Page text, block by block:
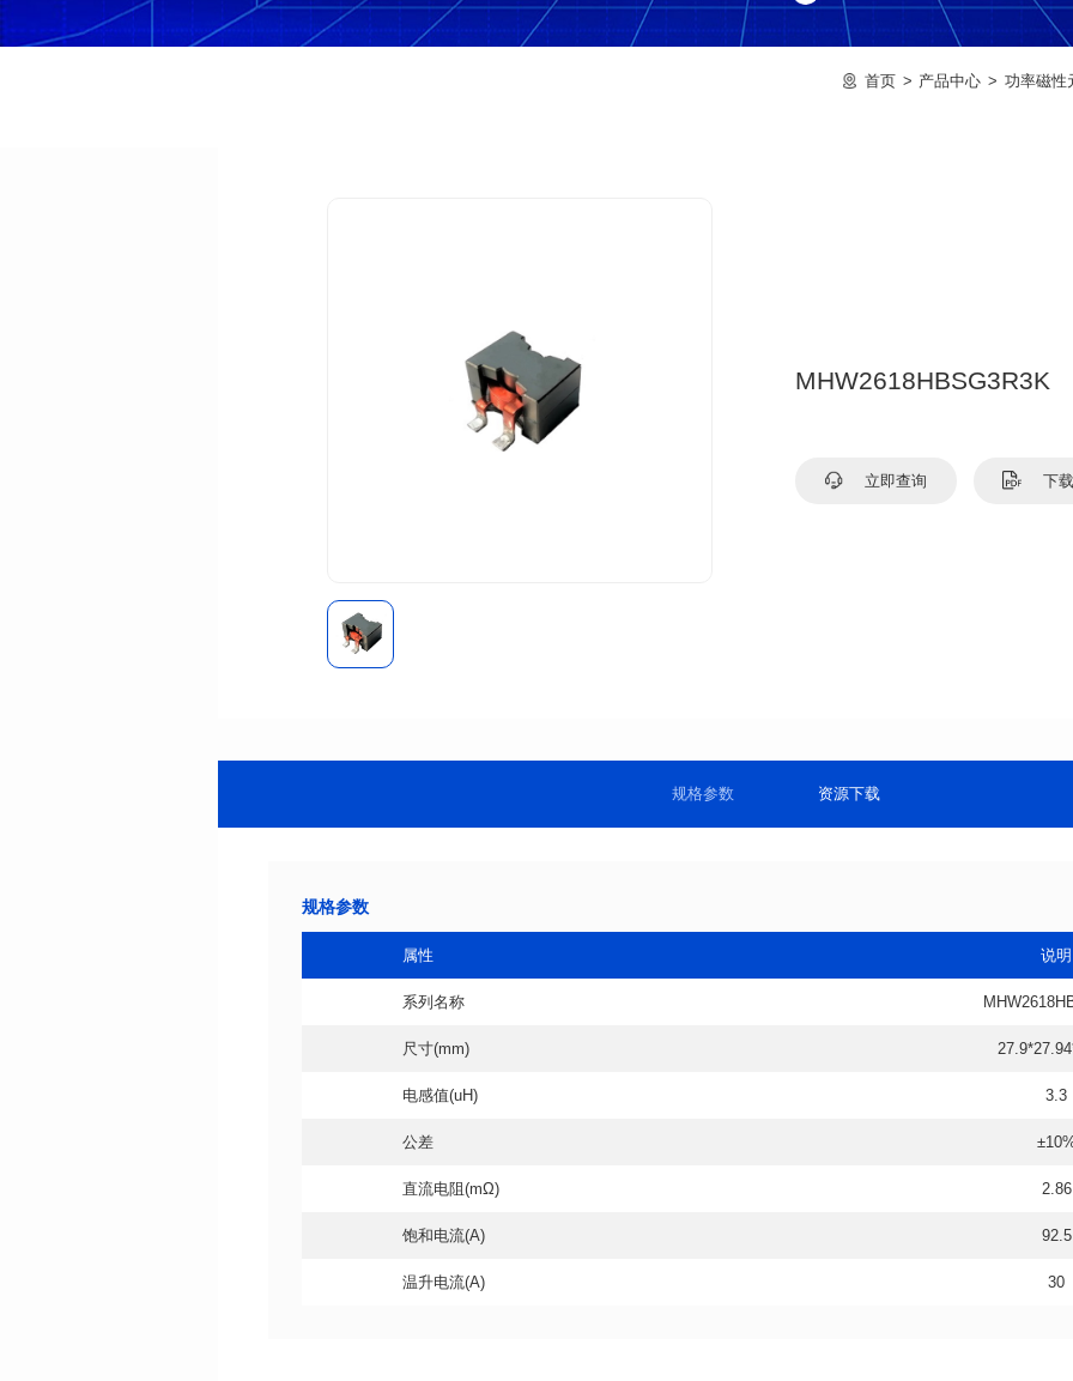
首页 产品中心 功率磁性
MHW2618HBSG3R3K
立即查询 下载
规格参数 资源下载
规格参数
属性 说明
系列名称
尺寸(mm)
电感值(uH) 3.3
公差
直流电阻(mΩ) 2.86
饱和电流(A) 92.5
温升电流(A) 30